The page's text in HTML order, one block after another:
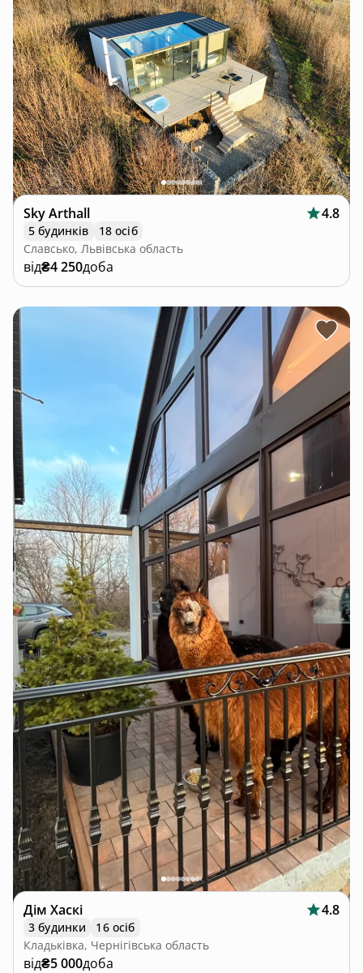
Sky Arthall 4.8
5 будинків
18 осіб
Славсько, Львівська область
від₴4 250доба
Дім Хаскі 4.8
3 будинки
16 осіб
Кладьківка, Чернігівська область
від₴5 000доба